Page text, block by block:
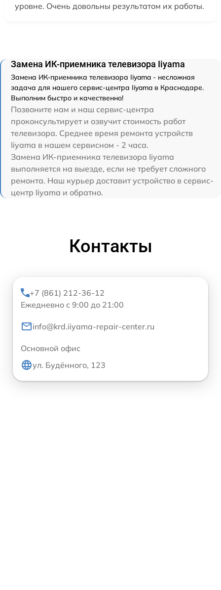
уровне. Очень довольны результатом их работы.
Замена ИК-приемника телевизора Iiyama
Замена ИК-приемника телевизора Iiyama - несложная
задача для нашего сервис-центра Iiyama в Краснодаре.
Выполним быстро и качественно!
Позвоните нам и наш сервис-центра
проконсультирует и озвучит стоимость работ
телевизора. Среднее время ремонта устройств
Iiyama в нашем сервисном - 2 часа.
Замена ИК-приемника телевизора Iiyama
выполняется на выезде, если не требует сложного
ремонта. Наш курьер доставит устройство в сервис-
центр Iiyama и обратно.
Контакты
+7 (861) 212-36-12
Ежедневно с 9:00 до 21:00
info@krd.iiyama-repair-center.ru
Основной офис
ул. Будённого, 123